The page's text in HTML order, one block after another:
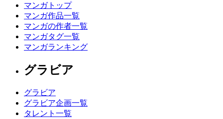
マンガトップ
マンガ作品一覧
マンガの作者一覧
マンガタグ一覧
マンガランキング
グラビア
グラビア
グラビア企画一覧
タレント一覧